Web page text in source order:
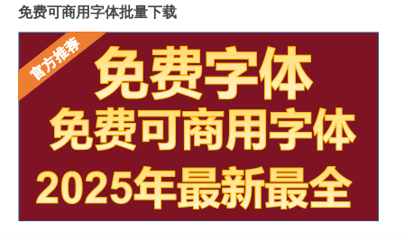
免费可商用字体批量下载